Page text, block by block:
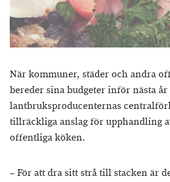
När kommuner, städer och andra
bereder sina budgeter inför nästa
lantbruksproducenternas
tillräckliga anslag för upphandling
offentliga köken.
– För att dra sitt strå till stacken är